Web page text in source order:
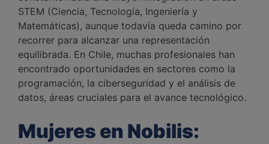
STEM (Ciencia, Tecnología, Ingeniería y
Matemáticas), aunque todavía queda camino por
recorrer para alcanzar una representación
equilibrada. En Chile, muchas profesionales han
encontrado oportunidades en sectores como la
programación, la ciberseguridad y el análisis de
datos, áreas cruciales para el avance tecnológico.
Mujeres en Nobilis: